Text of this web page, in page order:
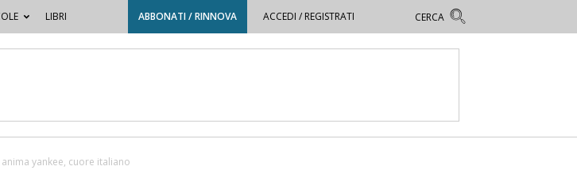
LIBRI ABBONATI / RINNOVA ACCEDI / REGISTRATI
yankee, cuore italiano